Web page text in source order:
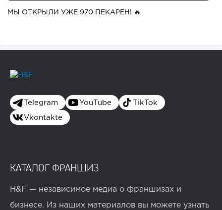
МЫ ОТКРЫЛИ УЖЕ 970 ПЕКАРЕН! 🔥
Telegram YouTube TikTok
Vkontakte
КАТАЛОГ ФРАНШИЗ
H&F — независимое медиа о франшизах и
бизнесе. Из наших материалов вы можете узнать